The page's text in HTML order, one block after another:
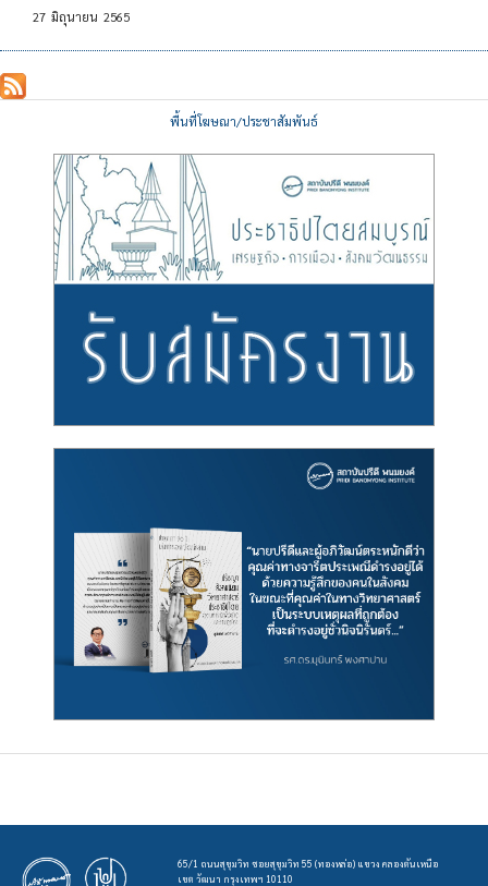
27 มิถุนายน 2565
พื้นที่โฆษณา/ประชาสัมพันธ์
65/1 ถนนสุขุมวิท ซอยสุขุมวิท 55 (ทองหล่อ) แขวง คลองตันเหนือ
เขต วัฒนา กรุงเทพฯ 10110